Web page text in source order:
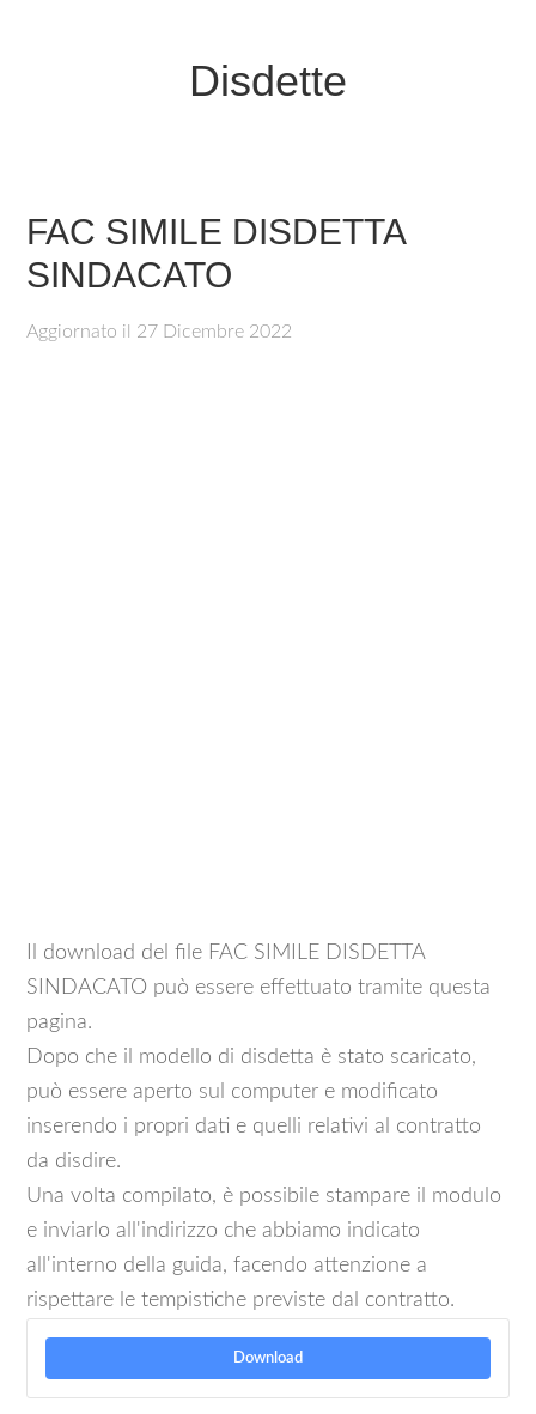
Disdette
FAC SIMILE DISDETTA
SINDACATO
Aggiornato il 27 Dicembre 2022
Il download del file FAC SIMILE DISDETTA
SINDACATO può essere effettuato tramite questa
pagina.
Dopo che il modello di disdetta è stato scaricato,
può essere aperto sul computer e modificato
inserendo i propri dati e quelli relativi al contratto
da disdire.
Una volta compilato, è possibile stampare il modulo
e inviarlo all'indirizzo che abbiamo indicato
all'interno della guida, facendo attenzione a
rispettare le tempistiche previste dal contratto.
Download